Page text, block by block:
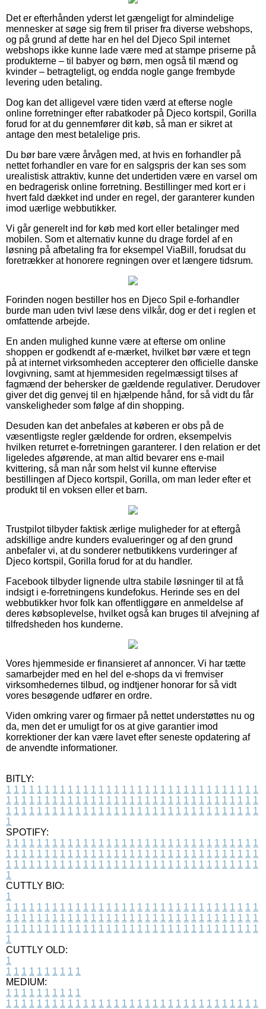
Det er efterhånden yderst let gængeligt for almindelige
mennesker at søge sig frem til priser fra diverse webshops,
og på grund af dette har en hel del Djeco Spil internet
webshops ikke kunne lade være med at stampe priserne på
produkterne – til babyer og børn, men også til mænd og
kvinder – betragteligt, og endda nogle gange frembyde
levering uden betaling.
Dog kan det alligevel være tiden værd at efterse nogle
online forretninger efter rabatkoder på Djeco kortspil, Gorilla
forud for at du gennemfører dit køb, så man er sikret at
antage den mest betalelige pris.
Du bør bare være årvågen med, at hvis en forhandler på
nettet forhandler en vare for en salgspris der kan ses som
urealistisk attraktiv, kunne det undertiden være en varsel om
en bedragerisk online forretning. Bestillinger med kort er i
hvert fald dækket ind under en regel, der garanterer kunden
imod uærlige webbutikker.
Vi går generelt ind for køb med kort eller betalinger med
mobilen. Som et alternativ kunne du drage fordel af en
løsning på afbetaling fra for eksempel ViaBill, forudsat du
foretrækker at honorere regningen over et længere tidsrum.
Forinden nogen bestiller hos en Djeco Spil e-forhandler
burde man uden tvivl læse dens vilkår, dog er det i reglen et
omfattende arbejde.
En anden mulighed kunne være at efterse om online
shoppen er godkendt af e-mærket, hvilket bør være et tegn
på at internet virksomheden accepterer den officielle danske
lovgivning, samt at hjemmesiden regelmæssigt tilses af
fagmænd der behersker de gældende regulativer. Derudover
giver det dig genvej til en hjælpende hånd, for så vidt du får
vanskeligheder som følge af din shopping.
Desuden kan det anbefales at køberen er obs på de
væsentligste regler gældende for ordren, eksempelvis
hvilken returret e-forretningen garanterer. I den relation er det
ligeledes afgørende, at man altid bevarer ens e-mail
kvittering, så man når som helst vil kunne eftervise
bestillingen af Djeco kortspil, Gorilla, om man leder efter et
produkt til en voksen eller et barn.
Trustpilot tilbyder faktisk ærlige muligheder for at eftergå
adskillige andre kunders evalueringer og af den grund
anbefaler vi, at du sonderer netbutikkens vurderinger af
Djeco kortspil, Gorilla forud for at du handler.
Facebook tilbyder lignende ultra stabile løsninger til at få
indsigt i e-forretningens kundefokus. Herinde ses en del
webbutikker hvor folk kan offentliggøre en anmeldelse af
deres købsoplevelse, hvilket også kan bruges til afvejning af
tilfredsheden hos kunderne.
Vores hjemmeside er finansieret af annoncer. Vi har tætte
samarbejder med en hel del e-shops da vi fremviser
virksomhedernes tilbud, og indtjener honorar for så vidt
vores besøgende udfører en ordre.
Viden omkring varer og firmaer på nettet understøttes nu og
da, men det er umuligt for os at give garantier imod
korrektioner der kan være lavet efter seneste opdatering af
de anvendte informationer.
BITLY:
1 1 1 1 1 1 1 1 1 1 1 1 1 1 1 1 1 1 1 1 1 1 1 1 1 1 1 1 1 1 1 1 1
1 1 1 1 1 1 1 1 1 1 1 1 1 1 1 1 1 1 1 1 1 1 1 1 1 1 1 1 1 1 1 1 1
1 1 1 1 1 1 1 1 1 1 1 1 1 1 1 1 1 1 1 1 1 1 1 1 1 1 1 1 1 1 1 1 1
1
SPOTIFY:
1 1 1 1 1 1 1 1 1 1 1 1 1 1 1 1 1 1 1 1 1 1 1 1 1 1 1 1 1 1 1 1 1
1 1 1 1 1 1 1 1 1 1 1 1 1 1 1 1 1 1 1 1 1 1 1 1 1 1 1 1 1 1 1 1 1
1 1 1 1 1 1 1 1 1 1 1 1 1 1 1 1 1 1 1 1 1 1 1 1 1 1 1 1 1 1 1 1 1
1
CUTTLY BIO:
1
1 1 1 1 1 1 1 1 1 1 1 1 1 1 1 1 1 1 1 1 1 1 1 1 1 1 1 1 1 1 1 1 1
1 1 1 1 1 1 1 1 1 1 1 1 1 1 1 1 1 1 1 1 1 1 1 1 1 1 1 1 1 1 1 1 1
1 1 1 1 1 1 1 1 1 1 1 1 1 1 1 1 1 1 1 1 1 1 1 1 1 1 1 1 1 1 1 1 1
1
CUTTLY OLD:
1
1 1 1 1 1 1 1 1 1 1
MEDIUM:
1 1 1 1 1 1 1 1 1 1
1 1 1 1 1 1 1 1 1 1 1 1 1 1 1 1 1 1 1 1 1 1 1 1 1 1 1 1 1 1 1 1 1